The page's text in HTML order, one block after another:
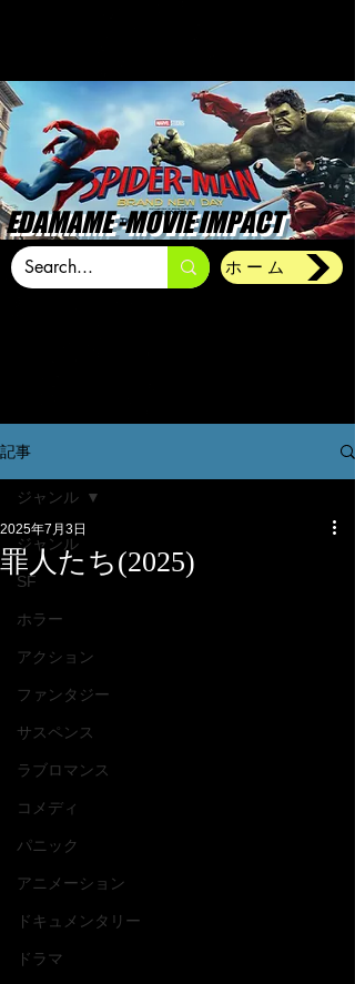
EDAMAME -MOVIE IMPACT
ホーム
記事
ジャンル
SF
ホラー
アクション
ファンタジー
サスペンス
ラブロマンス
コメディ
パニック
アニメーション
ドキュメンタリー
ドラマ
ジャンル
罪人たち(2025)
2025年7月3日